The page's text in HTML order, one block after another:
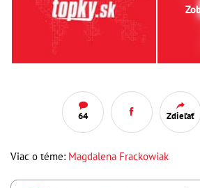
64 Zdieľať
Viac o téme: Magdalena Frackowiak